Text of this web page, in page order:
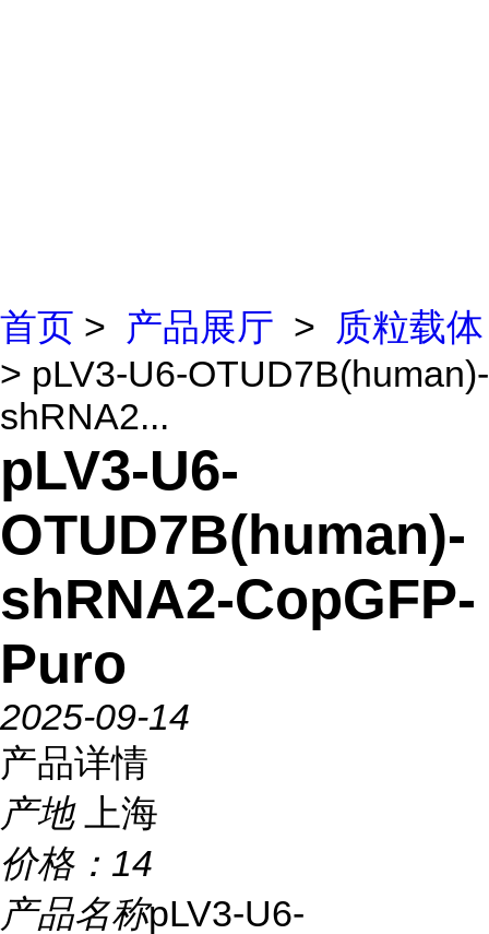
首页 > 产品展厅 >
质粒载体
> pLV3-U6-OTUD7B(human)-
shRNA2...
pLV3-U6-
OTUD7B(human)-
shRNA2-CopGFP-
Puro
2025-09-14
产品详情
产地
上海
价格： 14
产品名称pLV3-U6-